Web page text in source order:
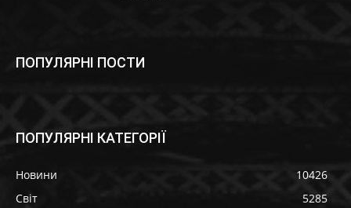
ПОПУЛЯРНІ ПОСТИ
ПОПУЛЯРНІ КАТЕГОРІЇ
Новини
10426
Світ
5285